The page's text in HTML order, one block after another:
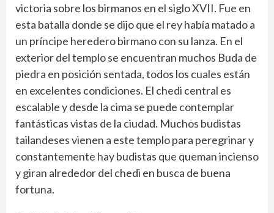
victoria sobre los birmanos en el siglo XVII. Fue en
esta batalla donde se dijo que el rey había matado a
un príncipe heredero birmano con su lanza. En el
exterior del templo se encuentran muchos Buda de
piedra en posición sentada, todos los cuales están
en excelentes condiciones. El chedi central es
escalable y desde la cima se puede contemplar
fantásticas vistas de la ciudad. Muchos budistas
tailandeses vienen a este templo para peregrinar y
constantemente hay budistas que queman incienso
y giran alrededor del chedi en busca de buena
fortuna.